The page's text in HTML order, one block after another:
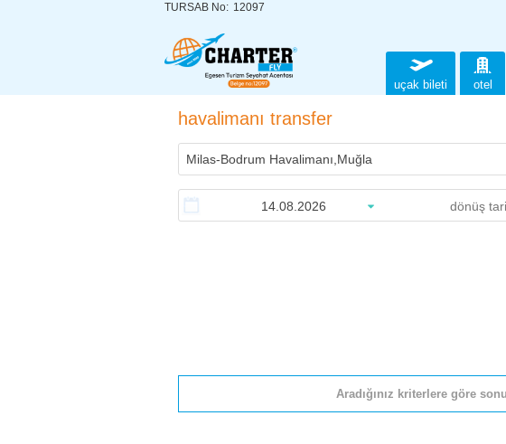
TURSAB No: 12097
uçak bileti otel
havalimanı transfer
Aradığınız kriterlere göre